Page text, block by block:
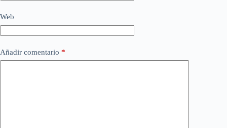
Web
Añadir comentario *